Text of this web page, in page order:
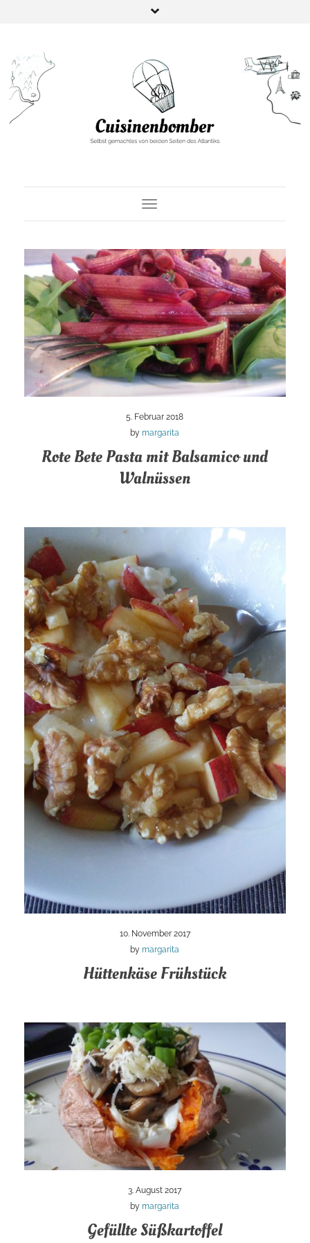
Toggle Navigation
5. Februar 2018
by margarita
Rote Bete Pasta mit Balsamico und
Walnüssen
10. November 2017
by margarita
Hüttenkäse Frühstück
3. August 2017
by margarita
Gefüllte Süßkartoffel